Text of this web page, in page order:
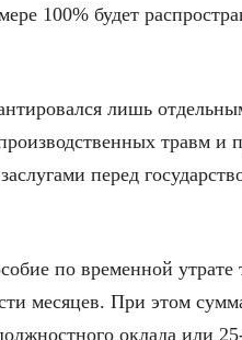
100% будет
лишь
травм и
перед
по временной
месяцев. При этом
оклада или